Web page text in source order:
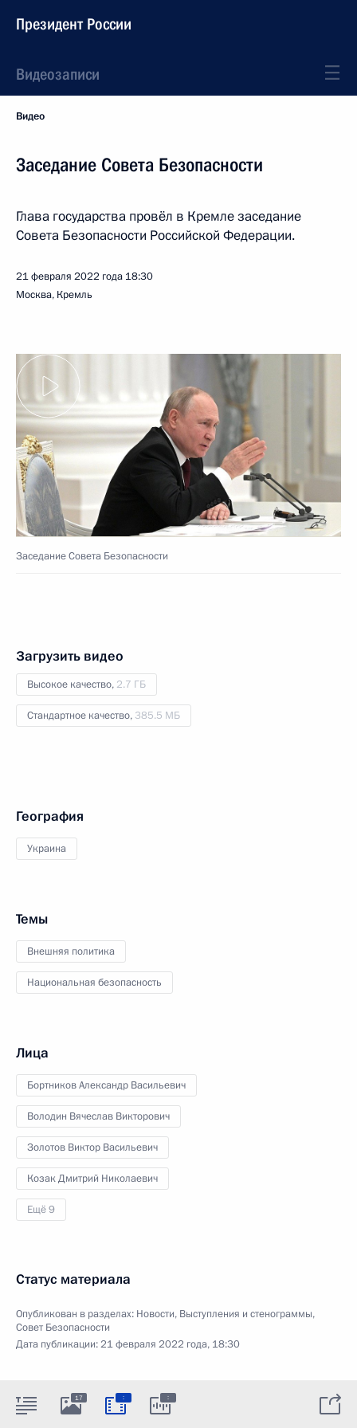
Президент России
Видеозаписи
Видео
Заседание Совета Безопасности
Глава государства провёл в Кремле заседание
Совета Безопасности Российской Федерации.
21 февраля 2022 года 18:30
Москва, Кремль
Заседание Совета Безопасности
Загрузить видео
Высокое качество, 2.7 ГБ
Стандартное качество, 385.5 МБ
География
Украина
Темы
Внешняя политика
Национальная безопасность
Лица
Бортников Александр Васильевич
Володин Вячеслав Викторович
Золотов Виктор Васильевич
Козак Дмитрий Николаевич
Ещё 9
Статус материала
Опубликован в разделах: Новости, Выступления и стенограммы,
Совет Безопасности
Дата публикации:21 февраля 2022 года, 18:30
17 : :